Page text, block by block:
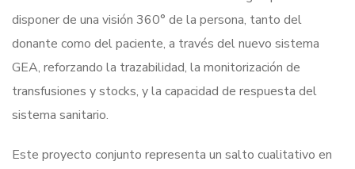
disponer de una visión 360° de la persona, tanto del
donante como del paciente, a través del nuevo sistema
GEA, reforzando la trazabilidad, la monitorización de
transfusiones y stocks, y la capacidad de respuesta del
sistema sanitario.
Este proyecto conjunto representa un salto cualitativo en